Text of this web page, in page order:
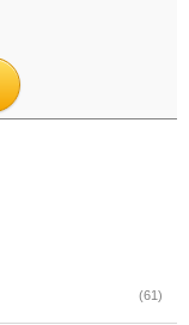
(61)